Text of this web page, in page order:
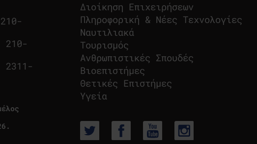
210-
210-
2311-
Διοίκηση Επιχειρήσεων
Πληροφορική & Νέες Τεχνολογίες
Ναυτιλιακά
Τουρισμός
Ανθρωπιστικές Σπουδές
Βιοεπιστήμες
Θετικές Επιστήμες
Υγεία